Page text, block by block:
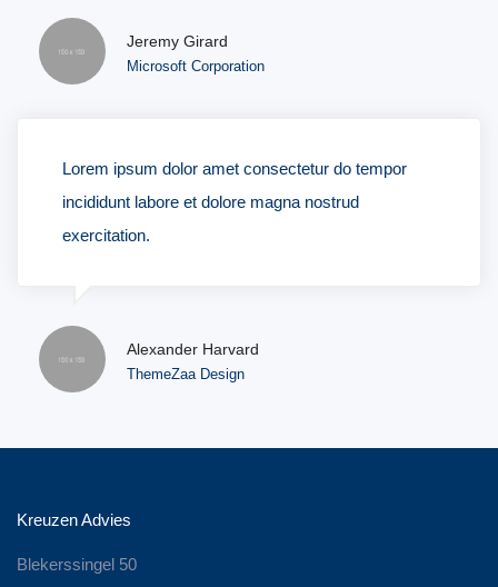
Jeremy Girard
Microsoft Corporation
Lorem ipsum dolor amet consectetur do tempor
incididunt labore et dolore magna nostrud
exercitation.
Alexander Harvard
ThemeZaa Design
Kreuzen Advies
Blekerssingel 50